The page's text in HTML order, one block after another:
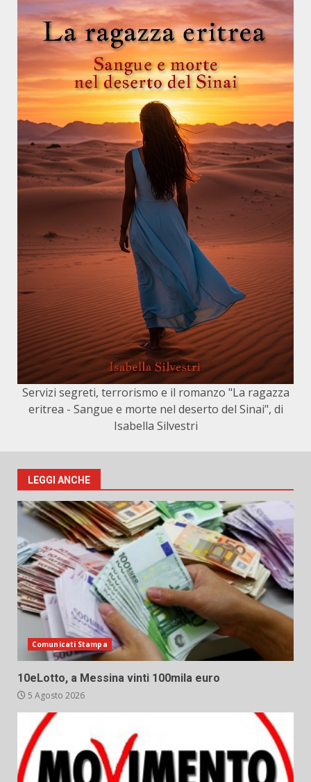
Servizi segreti, terrorismo e il romanzo "La ragazza
eritrea - Sangue e morte nel deserto del Sinai", di
Isabella Silvestri
LEGGI ANCHE
Comunicati Stampa
10eLotto, a Messina vinti 100mila euro
5 Agosto 2026